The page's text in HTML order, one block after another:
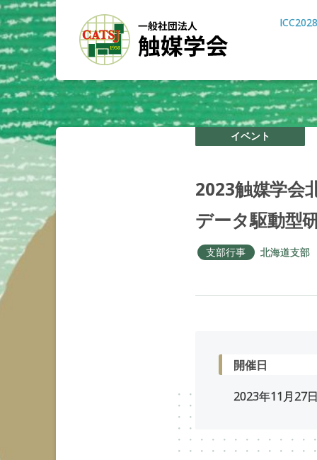
イベント
2023触媒学会
データ駆動型
支部行事 北海道支部
開催日
2023年11月27